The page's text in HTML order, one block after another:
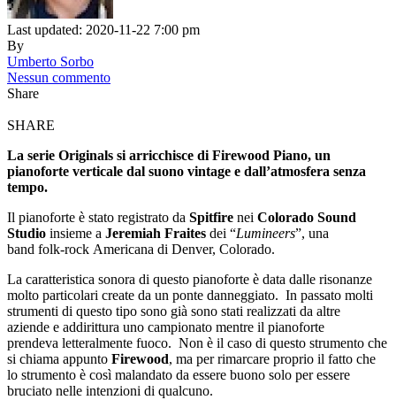
Last updated: 2020-11-22 7:00 pm
By
Umberto Sorbo
Nessun commento
Share
SHARE
La serie Originals si arricchisce di Firewood Piano, un
pianoforte verticale dal suono vintage e dall’atmosfera senza
tempo.
Il pianoforte è stato registrato da Spitfire nei Colorado Sound
Studio insieme a Jeremiah Fraites dei “Lumineers”, una
band folk-rock Americana di Denver, Colorado.
La caratteristica sonora di questo pianoforte è data dalle risonanze
molto particolari create da un ponte danneggiato. In passato molti
strumenti di questo tipo sono già sono stati realizzati da altre
aziende e addirittura uno campionato mentre il pianoforte
prendeva letteralmente fuoco. Non è il caso di questo strumento che
si chiama appunto Firewood, ma per rimarcare proprio il fatto che
lo strumento è così malandato da essere buono solo per essere
bruciato nelle intenzioni di qualcuno.